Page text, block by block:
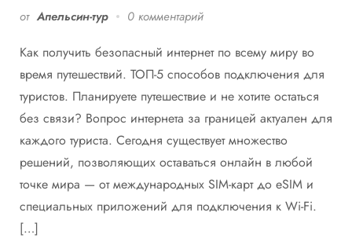
от Апельсин-тур 0 комментарий
Как получить безопасный интернет по всему миру во
время путешествий. ТОП-5 способов подключения для
туристов. Планируете путешествие и не хотите остаться
без связи? Вопрос интернета за границей актуален для
каждого туриста. Сегодня существует множество
решений, позволяющих оставаться онлайн в любой
точке мира — от международных SIM-карт до eSIM и
специальных приложений для подключения к Wi-Fi.
[…]